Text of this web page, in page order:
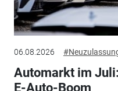
06.08.2026
Automarkt im
E-Auto-Boom